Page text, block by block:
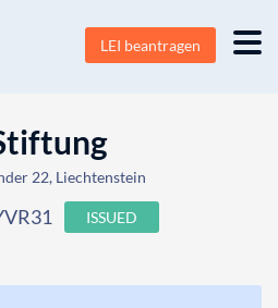
LEI beantragen
22, Liechtenstein
ISSUED